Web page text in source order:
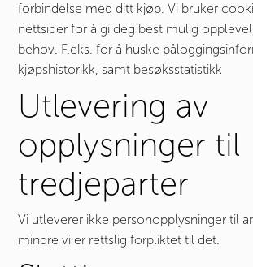
forbindelse med ditt kjøp. Vi bruker
nettsider for å gi deg best mulig
behov. F.eks. for å huske
kjøpshistorikk, samt besøksstatistikk
Utlevering av
opplysninger til
tredjeparter
Vi utleverer ikke personopplysninger til
mindre vi er rettslig forpliktet til det.